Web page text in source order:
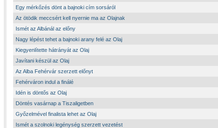
Egy mérkőzés dönt a bajnoki cím sorsáról
Az ötödik meccsért kell nyernie ma az Olajnak
Ismét az Albánál az előny
Nagy lépést tehet a bajnoki arany felé az Olaj
Kiegyenlítette hátrányát az Olaj
Javítani készül az Olaj
Az Alba Fehérvár szerzett előnyt
Fehérváron indul a finálé
Idén is döntős az Olaj
Döntés vasárnap a Tiszaligetben
Győzelmével finalista lehet az Olaj
Ismét a szolnoki legénység szerzett vezetést